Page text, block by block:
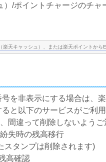
/ポイントチャージのチ
楽天キャッシュ）、または楽天ポイントから
を非表示にする場合は、
と以下のサービスがご利
間違って削除しないようご
失時の残高移行
スタンプは削除されます)
高確認